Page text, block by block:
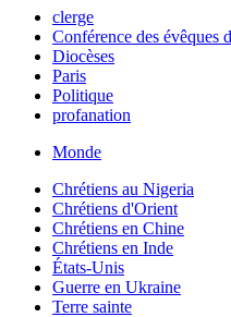
clerge
Conférence des évêques
Diocèses
Paris
Politique
profanation
Monde
Chrétiens au Nigeria
Chrétiens d'Orient
Chrétiens en Chine
Chrétiens en Inde
États-Unis
Guerre en Ukraine
Terre sainte